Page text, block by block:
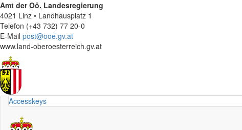
Amt derOö. Landesregierung
4021 Linz • Landhausplatz 1
Telefon (+43 732) 77 20-0
E-Mail post@ooe.gv.at
www.land-oberoesterreich.gv.at
Accesskeys